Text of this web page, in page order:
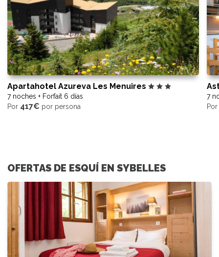
Apartahotel Azureva Les Menuires
7 noches + Forfait 6 días
Por 417€ por persona
7
Por
OFERTAS DE ESQUÍ EN SYBELLES